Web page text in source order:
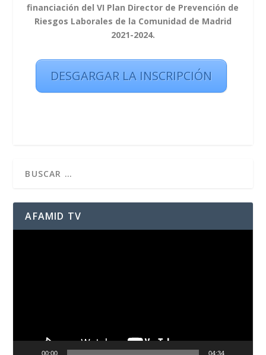
financiación del VI Plan Director de Prevención de
Riesgos Laborales de la Comunidad de Madrid
2021-2024.
DESGARGAR LA INSCRIPCIÓN
AFAMID TV
00:00 04:34